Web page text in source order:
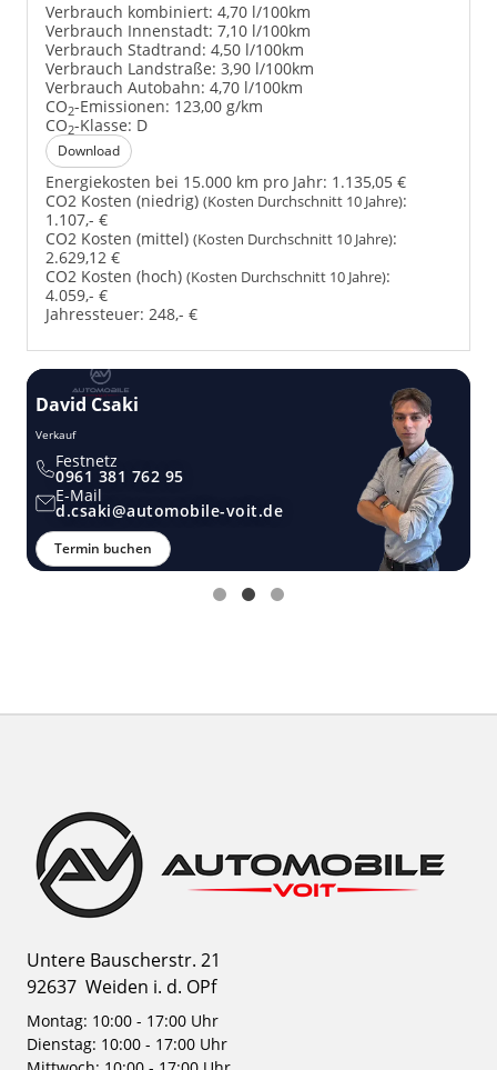
Verbrauch kombiniert: 4,70 l/100km
Verbrauch Innenstadt: 7,10 l/100km
Verbrauch Stadtrand: 4,50 l/100km
Verbrauch Landstraße: 3,90 l/100km
Verbrauch Autobahn: 4,70 l/100km
CO2-Emissionen: 123,00 g/km
CO2-Klasse: D
Download
Energiekosten bei 15.000 km pro Jahr: 1.135,05 €
CO2 Kosten (niedrig) (Kosten Durchschnitt 10 Jahre):
1.107,- €
CO2 Kosten (mittel) (Kosten Durchschnitt 10 Jahre):
2.629,12 €
CO2 Kosten (hoch) (Kosten Durchschnitt 10 Jahre):
4.059,- €
Jahressteuer: 248,- €
David Csaki
Verkauf
Festnetz
0961 381 762 95
E-Mail
d.csaki@automobile-voit.de
Termin buchen
Untere Bauscherstr. 21
92637 Weiden i. d. OPf
Montag: 10:00 - 17:00 Uhr
Dienstag: 10:00 - 17:00 Uhr